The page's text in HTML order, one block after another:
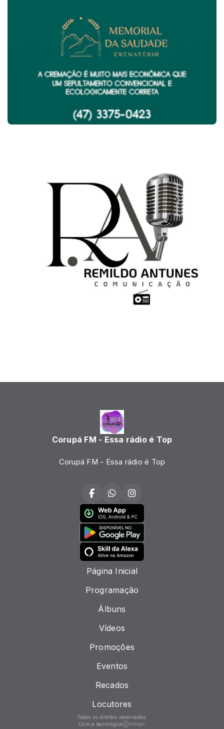
Corupá FM - Essa rádio é Top
Corupá FM - Essa rádio é Top
Página Inicial
Programação
Álbuns
Vídeos
Promoções
Eventos
Recados
Locutores
Todos os direitos reservados.
Com a tecnologia